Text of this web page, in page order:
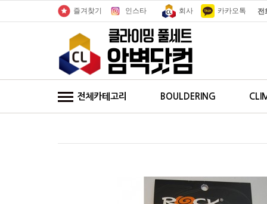
즐겨찾기 인스타 카카오톡
회사 전
전체카테고리 BOULDERING